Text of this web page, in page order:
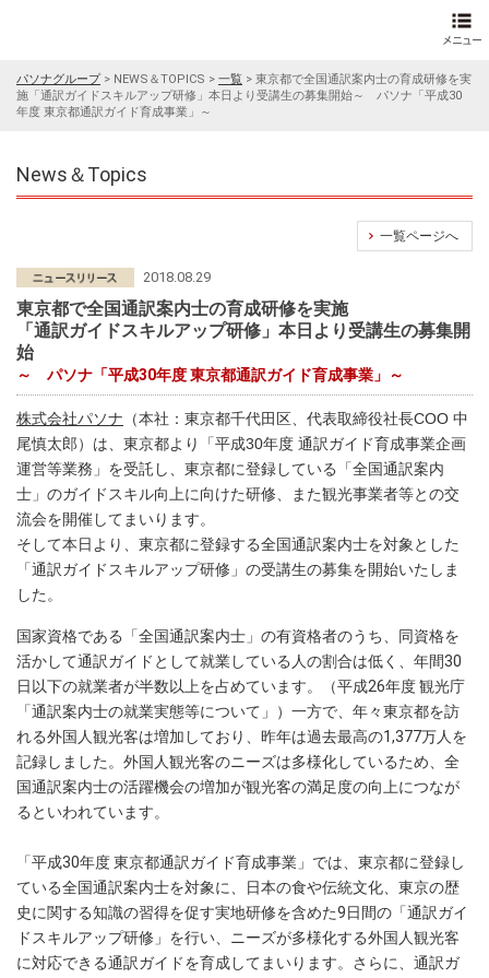
パソナグループ> NEWS＆TOPICS > 一覧 > 東京都で全国通訳案内士の育成研修を実
施「通訳ガイドスキルアップ研修」本日より受講生の募集開始～ パソナ「平成30
年度 東京都通訳ガイド育成事業」～
News＆Topics
一覧ページへ
2018.08.29
東京都で全国通訳案内士の育成研修を実施
「通訳ガイドスキルアップ研修」本日より受講生の募集開
始
～ パソナ「平成30年度 東京都通訳ガイド育成事業」～
株式会社パソナ （本社：東京都千代田区、代表取締役社長COO 中
尾慎太郎）は、東京都より「平成30年度 通訳ガイド育成事業企画
運営等業務」を受託し、東京都に登録している「全国通訳案内
士」のガイドスキル向上に向けた研修、また観光事業者等との交
流会を開催してまいります。
そして本日より、東京都に登録する全国通訳案内士を対象とした
「通訳ガイドスキルアップ研修」の受講生の募集を開始いたしま
した。
国家資格である「全国通訳案内士」の有資格者のうち、同資格を
活かして通訳ガイドとして就業している人の割合は低く、年間30
日以下の就業者が半数以上を占めています。（平成26年度 観光庁
「通訳案内士の就業実態等について」）一方で、年々東京都を訪
れる外国人観光客は増加しており、昨年は過去最高の1,377万人を
記録しました。外国人観光客のニーズは多様化しているため、全
国通訳案内士の活躍機会の増加が観光客の満足度の向上につなが
るといわれています。
「平成30年度 東京都通訳ガイド育成事業」では、東京都に登録し
ている全国通訳案内士を対象に、日本の食や伝統文化、東京の歴
史に関する知識の習得を促す実地研修を含めた9日間の「通訳ガイ
ドスキルアップ研修」を行い、ニーズが多様化する外国人観光客
に対応できる通訳ガイドを育成してまいります。さらに、通訳ガ